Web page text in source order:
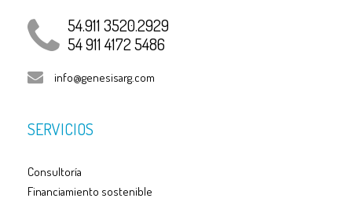
54.911 3520.2929
54 911 4172 5486
info@genesisarg.com
SERVICIOS
Consultoría
Financiamiento sostenible